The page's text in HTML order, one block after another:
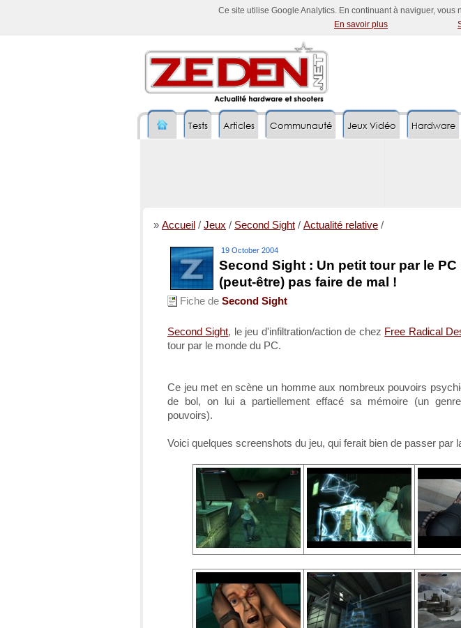
Ce site utilise Google Analytics. En continuant à naviguer,
En savoir plus
Tests Articles Communauté Jeux Vidéo Hardware
» Accueil / Jeux / Second Sight / Actualité relative /
19 October 2004
Second Sight : Un petit tour par le PC
(peut-être) pas faire de mal !
Fiche de Second Sight
Second Sight, le jeu d'infiltration/action de chez Free Radical
tour par le monde du PC.
Ce jeu met en scène un homme aux nombreux pouvoirs
de bol, on lui a partiellement effacé sa mémoire (un
pouvoirs).
Voici quelques screenshots du jeu, qui ferait bien de passer par